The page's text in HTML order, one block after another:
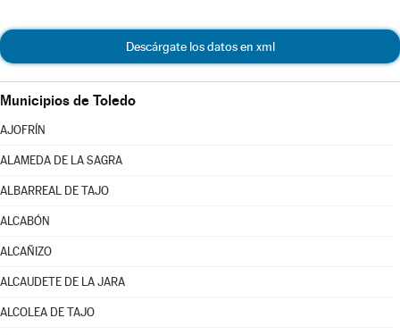
Descárgate los datos en xml
Municipios de Toledo
AJOFRÍN
ALAMEDA DE LA SAGRA
ALBARREAL DE TAJO
ALCABÓN
ALCAÑIZO
ALCAUDETE DE LA JARA
ALCOLEA DE TAJO